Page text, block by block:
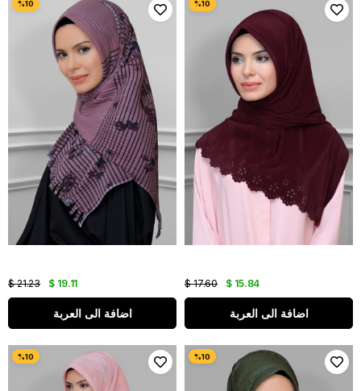
$ 19.11
$ 21.23
اضافة الى العربة
$ 15.84
$ 17.60
اضافة الى العربة